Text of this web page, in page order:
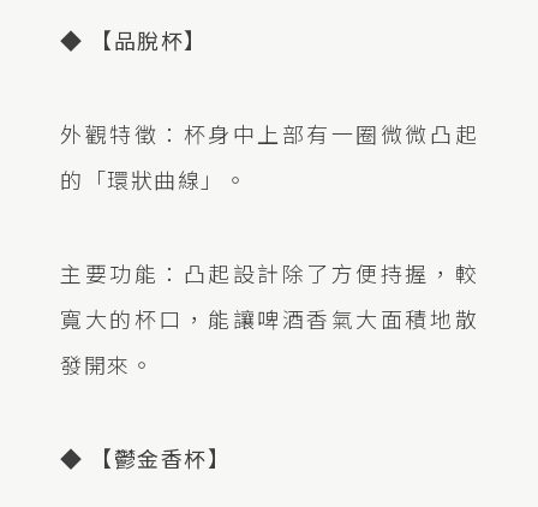
◆ 【品脫杯】
外觀特徵：杯身中上部有一圈微微凸起
的「環狀曲線」。
主要功能：凸起設計除了方便持握，較
寬大的杯口，能讓啤酒香氣大面積地散
發開來。
◆ 【鬱金香杯】